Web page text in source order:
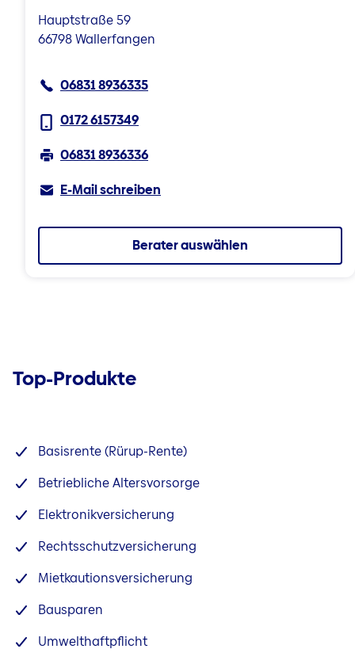
Hauptstraße 59
66798 Wallerfangen
06831 8936335
0172 6157349
06831 8936336
E-Mail schreiben
Berater auswählen
Top-Produkte
Basisrente (Rürup-Rente)
Betriebliche Altersvorsorge
Elektronikversicherung
Rechtsschutzversicherung
Mietkautionsversicherung
Bausparen
Umwelthaftpflicht